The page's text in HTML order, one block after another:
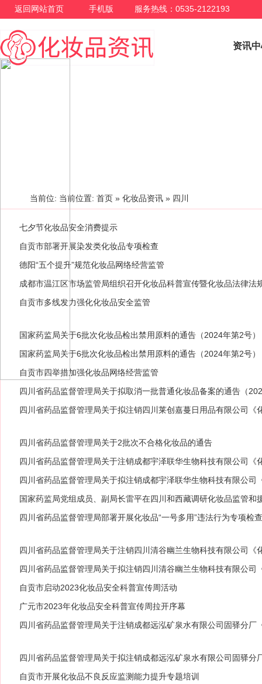
返回网站首页 手机版 服务热线：0535-2122193
资讯
当前位: 当前位置: 首页 » 化妆品资讯 » 四川
七夕节化妆品安全消费提示
自贡市部署开展染发类化妆品专项检查
德阳“五个提升”规范化妆品网络经营监管
成都市温江区市场监管局组织召开化妆品科普宣传暨化妆品法律法
自贡市多线发力强化化妆品安全监管
国家药监局关于6批次化妆品检出禁用原料的通告（2024年第2号）
国家药监局关于6批次化妆品检出禁用原料的通告（2024年第2号）
自贡市四举措加强化妆品网络经营监管
四川省药品监督管理局关于拟取消一批普通化妆品备案的通告（
四川省药品监督管理局关于拟注销四川莱创嘉蔓日用品有限公司
四川省药品监督管理局关于2批次不合格化妆品的通告
四川省药品监督管理局关于注销成都宇泽联华生物科技有限公司
3〕16号）
四川省药品监督管理局关于拟注销成都宇泽联华生物科技有限公
23〕16号）
国家药监局党组成员、副局长雷平在四川和西藏调研化妆品监管和
四川省药品监督管理局部署开展化妆品“一号多用”违法行为专项检查
四川省药品监督管理局关于注销四川清谷幽兰生物科技有限公司
3〕13号）
四川省药品监督管理局关于拟注销四川清谷幽兰生物科技有限公
23〕13号）
自贡市启动2023化妆品安全科普宣传周活动
广元市2023年化妆品安全科普宣传周拉开序幕
四川省药品监督管理局关于注销成都远泓矿泉水有限公司固驿分
四川省药品监督管理局关于拟注销成都远泓矿泉水有限公司固驿
〔2023〕11号）
自贡市开展化妆品不良反应监测能力提升专题培训